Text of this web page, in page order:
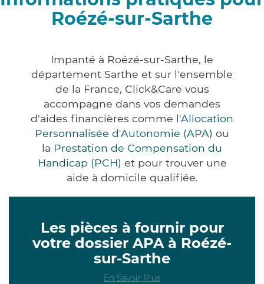
Roézé-sur-Sarthe
Impanté à Roézé-sur-Sarthe, le
département Sarthe et sur l'ensemble
de la France, Click&Care vous
accompagne dans vos demandes
d'aides financières comme l'Allocation
Personnalisée d'Autonomie (APA) ou
la Prestation de Compensation du
Handicap (PCH) et pour trouver une
aide à domicile qualifiée.
Les pièces à fournir pour
votre dossier APA à Roézé-
sur-Sarthe
En Savoir Plus